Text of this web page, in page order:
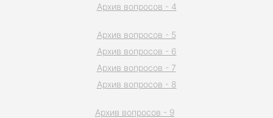
Архив вопросов - 4
Архив вопросов - 5
Архив вопросов - 6
Архив вопросов - 7
Архив вопросов - 8
Архив вопросов - 9